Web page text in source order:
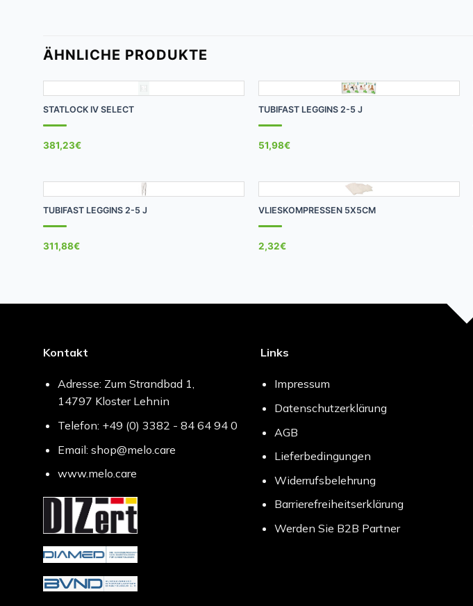
ÄHNLICHE PRODUKTE
STATLOCK IV SELECT
381,23€
TUBIFAST LEGGINS 2-5 J
51,98€
TUBIFAST LEGGINS 2-5 J
311,88€
VLIESKOMPRESSEN 5X5CM
2,32€
Kontakt
Adresse: Zum Strandbad 1,
14797 Kloster Lehnin
Telefon: +49 (0) 3382 - 84 64 94 0
Email: shop@melo.care
www.melo.care
Links
Impressum
Datenschutzerklärung
AGB
Lieferbedingungen
Widerrufsbelehrung
Barrierefreiheitserklärung
Werden Sie B2B Partner